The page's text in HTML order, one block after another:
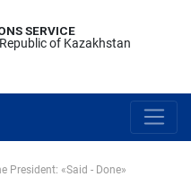
SERVICE
of Kazakhstan
President: «Said - Done»